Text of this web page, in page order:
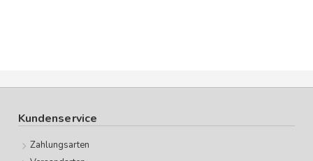
Kundenservice
Zahlungsarten